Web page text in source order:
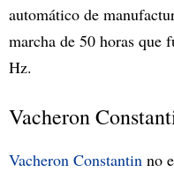
automático de
marcha de 50 horas que
Hz.
Vacheron
Vacheron Constantin no